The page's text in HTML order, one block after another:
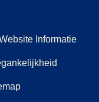
Informatie